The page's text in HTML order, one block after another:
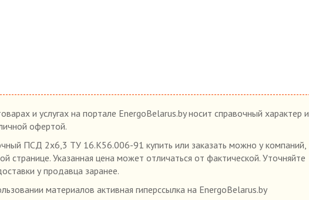
и услугах на портале EnergoBelarus.by носит справочный характер и
офертой.
ПСД 2х6,3 ТУ 16.К56.006-91 купить или заказать можно у компаний,
странице. Указанная цена может отличаться от фактической. Уточняйте
у продавца заранее.
материалов активная гиперссылка на EnergoBelarus.by